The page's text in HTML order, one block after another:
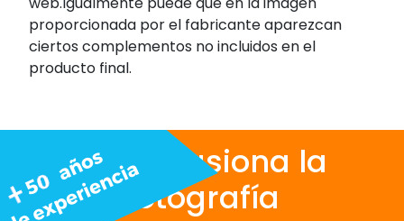
proporcionada por el fabricante aparezcan
ciertos complementos no incluidos en el
producto final.
Nos apasiona la
fotografía